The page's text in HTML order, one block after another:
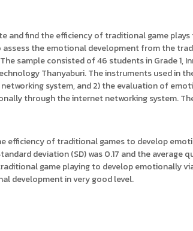
and find the efficiency of traditional game
assess the emotional development from the
sample consisted of 46 students in Grade 1,
Thanyaburi. The instruments used in
system, and 2) the evaluation of
through the internet networking system.
efficiency of traditional games to develop
deviation (SD) was 0.17 and the average
game playing to develop emotionally
development in very good level.